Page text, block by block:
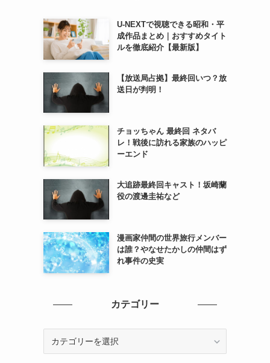
U-NEXTで視聴できる昭和・平
成作品まとめ｜おすすめタイト
ルを徹底紹介【最新版】
【放送局占拠】最終回いつ？放
送日が判明！
チョッちゃん 最終回 ネタバ
レ！戦後に訪れる家族のハッピ
ーエンド
大追跡最終回キャスト！坂崎蘭
役の渡邊圭祐など
漫画家仲間の世界旅行メンバー
は誰？やなせたかしの仲間はず
れ事件の史実
カテゴリー